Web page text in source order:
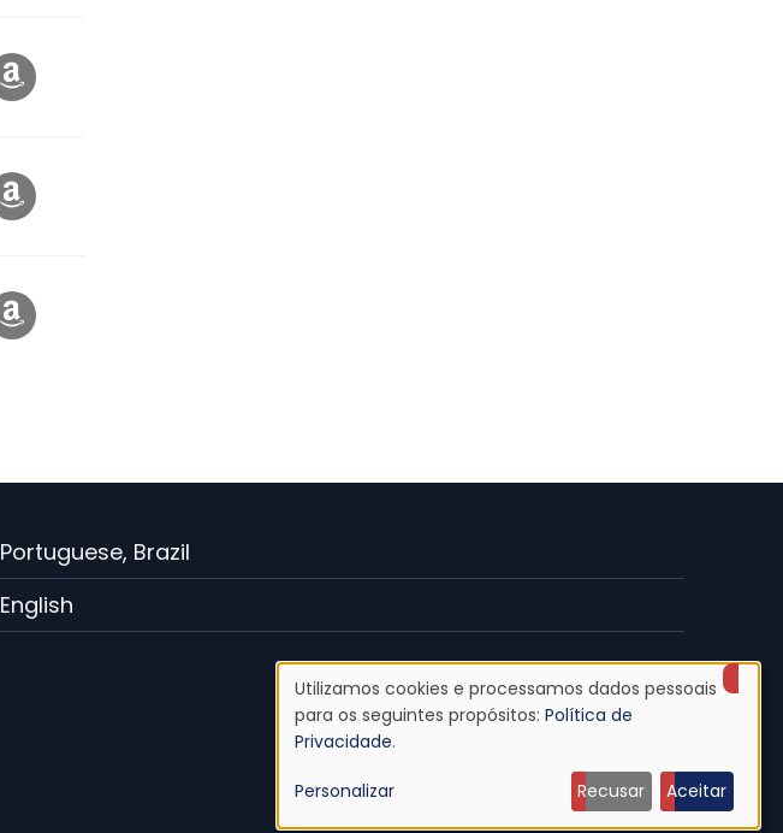
Portuguese, Brazil
English
Uso
de
Utilizamos cookies e processamos dados pessoais
para os seguintes propósitos: Política de
Privacidade.
Personalizar Recusar Aceitar